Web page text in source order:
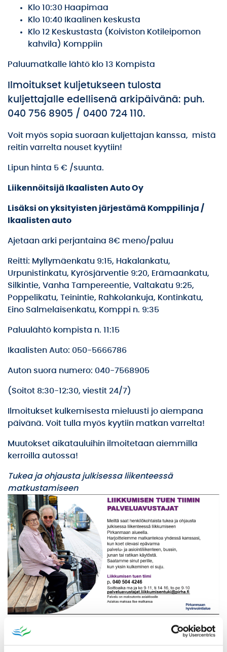
Klo 10:30 Haapimaa
Klo 10:40 Ikaalinen keskusta
Klo 12 Keskustasta (Koiviston Kotileipomon
kahvila) Komppiin
Paluumatkalle lähtö klo 13 Kompista
Ilmoitukset kuljetukseen tulosta
kuljettajalle edellisenä arkipäivänä: puh.
040 756 8905 / 0400 724 110.
Voit myös sopia suoraan kuljettajan kanssa, mistä
reitin varrelta nouset kyytiin!
Lipun hinta 5 € /suunta.
Liikennöitsijä Ikaalisten Auto Oy
Lisäksi on yksityisten järjestämä Komppilinja /
Ikaalisten auto
Ajetaan arki perjantaina 8€ meno/paluu
Reitti: Myllymäenkatu 9:15, Hakalankatu,
Urpunistinkatu, Kyrösjärventie 9:20, Erämaankatu,
Silkintie, Vanha Tampereentie, Valtakatu 9:25,
Poppelikatu, Teinintie, Rahkolankuja, Kontinkatu,
Eino Salmelaisenkatu, Komppi n. 9:35
Paluulähtö kompista n. 11:15
Ikaalisten Auto: 050-5666786
Auton suora numero: 040-7568905
(Soitot 8:30-12:30, viestit 24/7)
Ilmoitukset kulkemisesta mieluusti jo aiempana
päivänä. Voit tulla myös kyytiin matkan varrelta!
Muutokset aikatauluihin ilmoitetaan aiemmilla
kerroilla autossa!
Tukea ja ohjausta julkisessa liikenteessä
matkustamiseen
Aikataulut ja liput: